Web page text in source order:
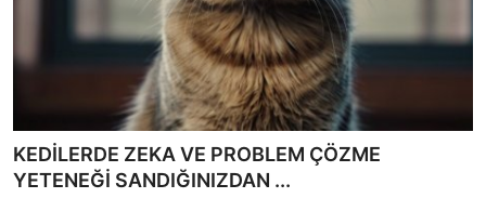
KEDİLERDE ZEKA VE PROBLEM ÇÖZME
YETENEĞİ SANDIĞINIZDAN ...